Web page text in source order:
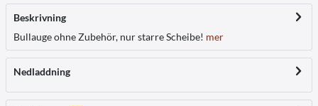
Beskrivning
Bullauge ohne Zubehör, nur starre Scheibe! mer
Nedladdning